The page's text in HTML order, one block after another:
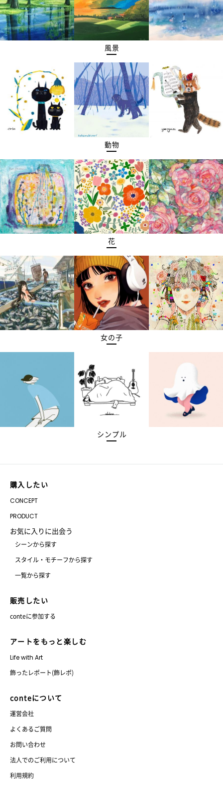
風景
動物
花
女の子
シンプル
購入したい
CONCEPT
PRODUCT
お気に入りに出会う
シーンから探す
スタイル・モチーフから探す
一覧から探す
販売したい
conteに参加する
アートをもっと楽しむ
Life with Art
飾ったレポート(飾レポ)
conteについて
運営会社
よくあるご質問
お問い合わせ
法人でのご利用について
利用規約